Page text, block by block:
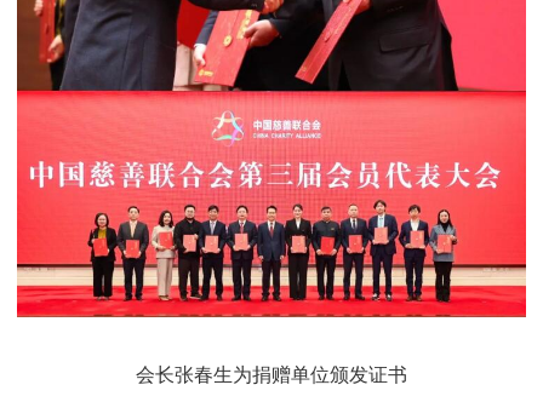
会长张春生为捐赠单位颁发证书